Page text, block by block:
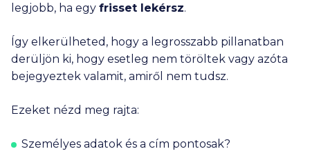
legjobb, ha egy frisset lekérsz.
Így elkerülheted, hogy a legrosszabb pillanatban
derüljön ki, hogy esetleg nem töröltek vagy azóta
bejegyeztek valamit, amiről nem tudsz.
Ezeket nézd meg rajta:
Személyes adatok és a cím pontosak?